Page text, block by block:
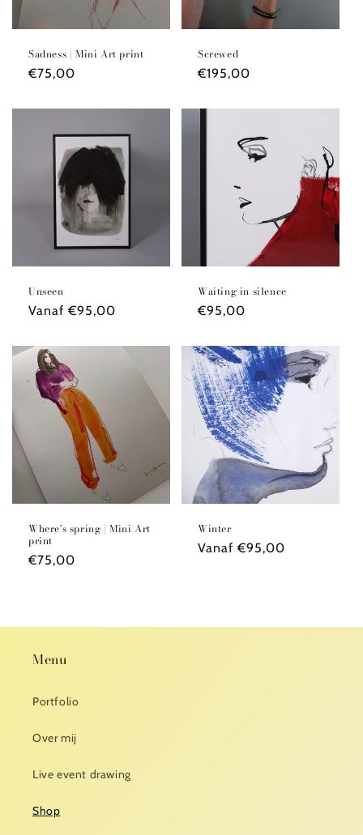
Sadness | Mini Art print
Normale
€75,00
Screwed
Normale
€195,00
Unseen
Normale
Vanaf €95,00
Waiting in silence
Normale
€95,00
Where's spring | Mini Art
print
Normale
€75,00
Winter
Normale
Vanaf €95,00
Menu
Portfolio
Over mij
Live event drawing
Shop